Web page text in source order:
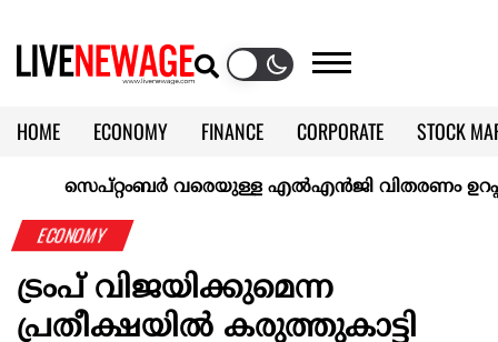
HOME ECONOMY FINANCE CORPORATE
STOCK
CALENDAR
KERALA @70
സെപ്റ്റംബർ വരെയുള്ള എൽഎൻജി വിതരണം ഉറപ്പാക്കി
ECONOMY
ട്രംപ് വിജയിക്കുമെന്ന
പ്രതീക്ഷയിൽ കരുത്തുകാട്ടി